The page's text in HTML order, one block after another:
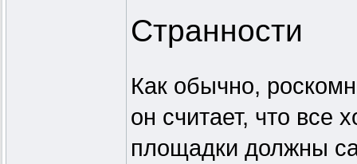
Странности
Как обычно,
он считает, что все
площадки должны